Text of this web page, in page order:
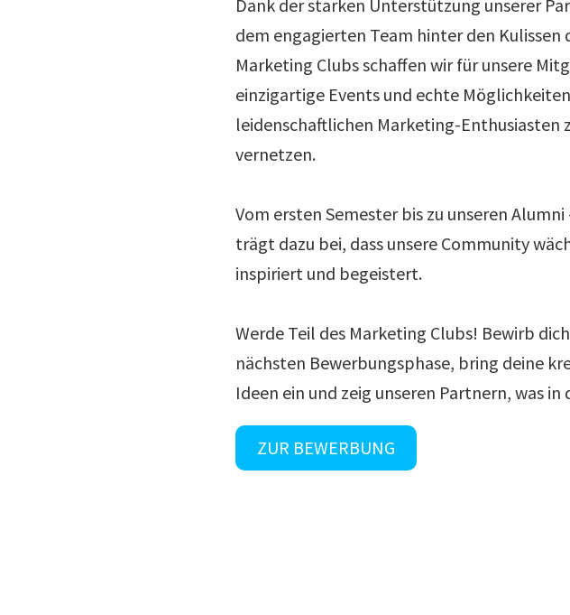
Dank der starken Unterstützung unserer
dem engagierten Team hinter den Kulissen
Marketing Clubs schaffen wir für unsere
einzigartige Events und echte
leidenschaftlichen Marketing-Enthusiasten
vernetzen.
Vom ersten Semester bis zu unseren Alumni
trägt dazu bei, dass unsere Community
inspiriert und begeistert.
Werde Teil des Marketing Clubs! Bewirb
nächsten Bewerbungsphase, bring deine
Ideen ein und zeig unseren Partnern, was in
ZUR BEWERBUNG